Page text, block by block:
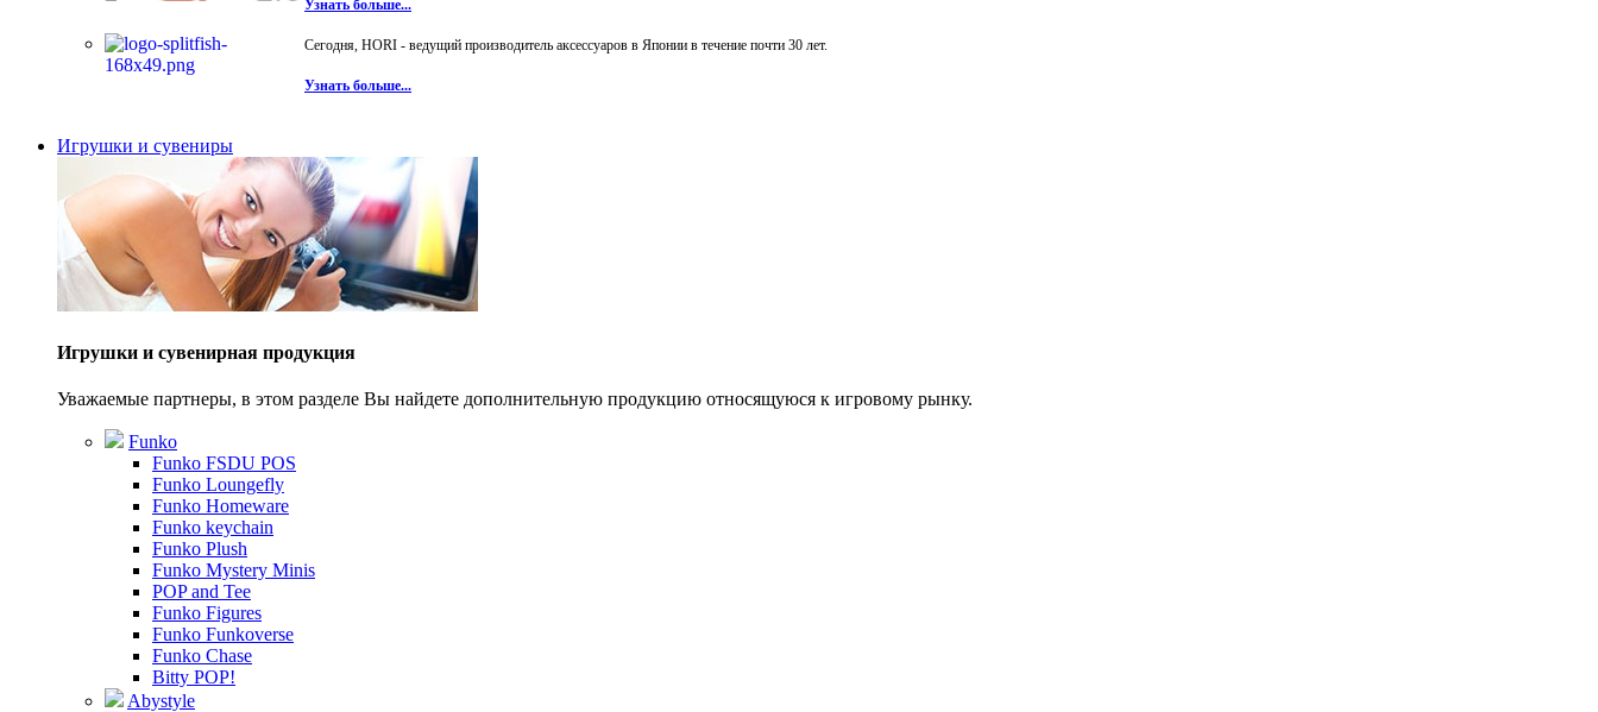
Узнать больше...
Сегодня, HORI - ведущий производитель аксессуаров в Японии в течение почти 30 лет.
Узнать больше...
Игрушки и сувениры
Игрушки и сувенирная продукция
Уважаемые партнеры, в этом разделе Вы найдете дополнительную продукцию относящуюся к игровому рынку.
Funko
Funko FSDU POS
Funko Loungefly
Funko Homeware
Funko keychain
Funko Plush
Funko Mystery Minis
POP and Tee
Funko Figures
Funko Funkoverse
Funko Chase
Bitty POP!
Abystyle